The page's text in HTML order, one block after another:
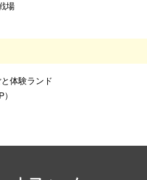
場
体験ランド